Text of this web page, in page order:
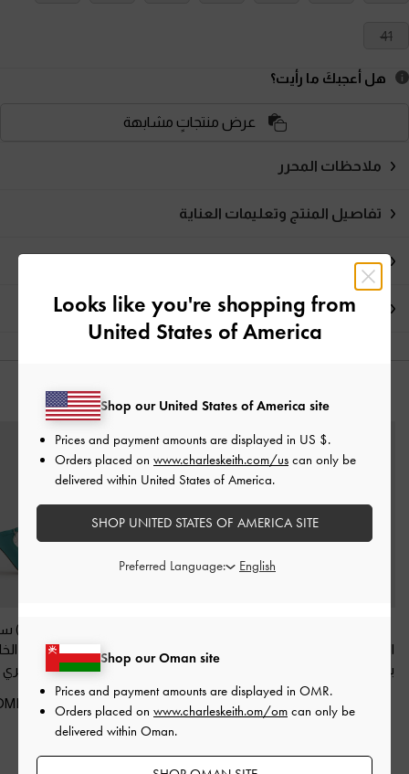
41
هل أعجبكَ ما رأيت؟
عرض منتجاتٍ مشابهة
ملاحظات المحرر
تفاصيل المنتج وتعليمات العناية
العروض الحصرية
الشحن والإرجاع
قد يعجبك آيضاً
الخلف مطعم بالكريستال
بكعب قصير (كيتنز)
البشرة الطبيعي
58.00 OMR
معدنية مفتوح من
الخلف ومزين بحزام
مرصّع بالأحجار-فضي
حذاء (مولز)
مفتوح من
شرشيري
40.00 OMR
Looks like you're shopping from
United States of America
Shop our Oman site
Prices and payment amounts are displayed in OMR.
Orders placed on www.charleskeith.om/om can only be
delivered within Oman.
Shop our United States of America site
Prices and payment amounts are displayed in US $.
Orders placed on www.charleskeith.com/us can only be
delivered within United States of America.
SHOP UNITED STATES OF AMERICA SITE
Preferred Language: